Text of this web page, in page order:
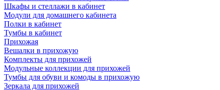
Шкафы и стеллажи в кабинет
Модули для домашнего кабинета
Полки в кабинет
Тумбы в кабинет
Прихожая
Вешалки в прихожую
Комплекты для прихожей
Модульные коллекции для прихожей
Тумбы для обуви и комоды в прихожую
Зеркала для прихожей